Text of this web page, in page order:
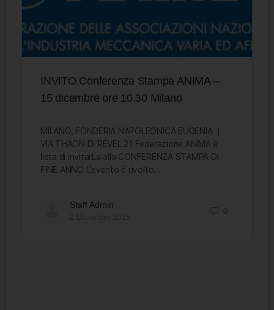
INVITO Conferenza Stampa ANIMA –
15 dicembre ore 10.30 Milano
MILANO, FONDERIA NAPOLEONICA EUGENIA |
VIA THAON DI REVEL 21 Federazione ANIMA è
lieta di invitarLa alla CONFERENZA STAMPA DI
FINE ANNO L’evento è rivolto…
Staff Admin
0